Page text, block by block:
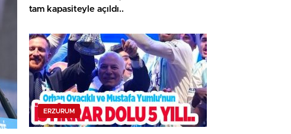
tam kapasiteyle açıldı..
ERZURUM